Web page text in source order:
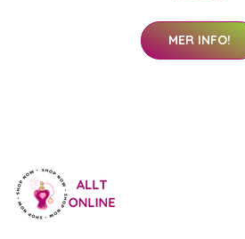
MER INFO!